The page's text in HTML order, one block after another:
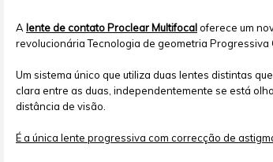
A lente de contato Proclear Multifocaloferece um
revolucionária Tecnologia de geometria Progressiva
Um sistema único que utiliza duas lentes distintas
clara entre as duas, independentemente se está
distância de visão.
É a única lente progressiva com correcção de